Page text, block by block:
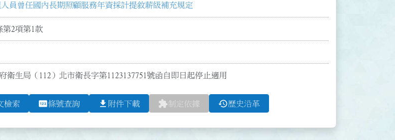
員曾任國內長期照顧服務年資採計提敘薪級補充規定
第2項第1款
衛生局（112）北市衛長字第1123137751號函自即日起停止適用
檢索 pin條號查詢 file_download 附件下載 extension制定依據 history歷史沿革